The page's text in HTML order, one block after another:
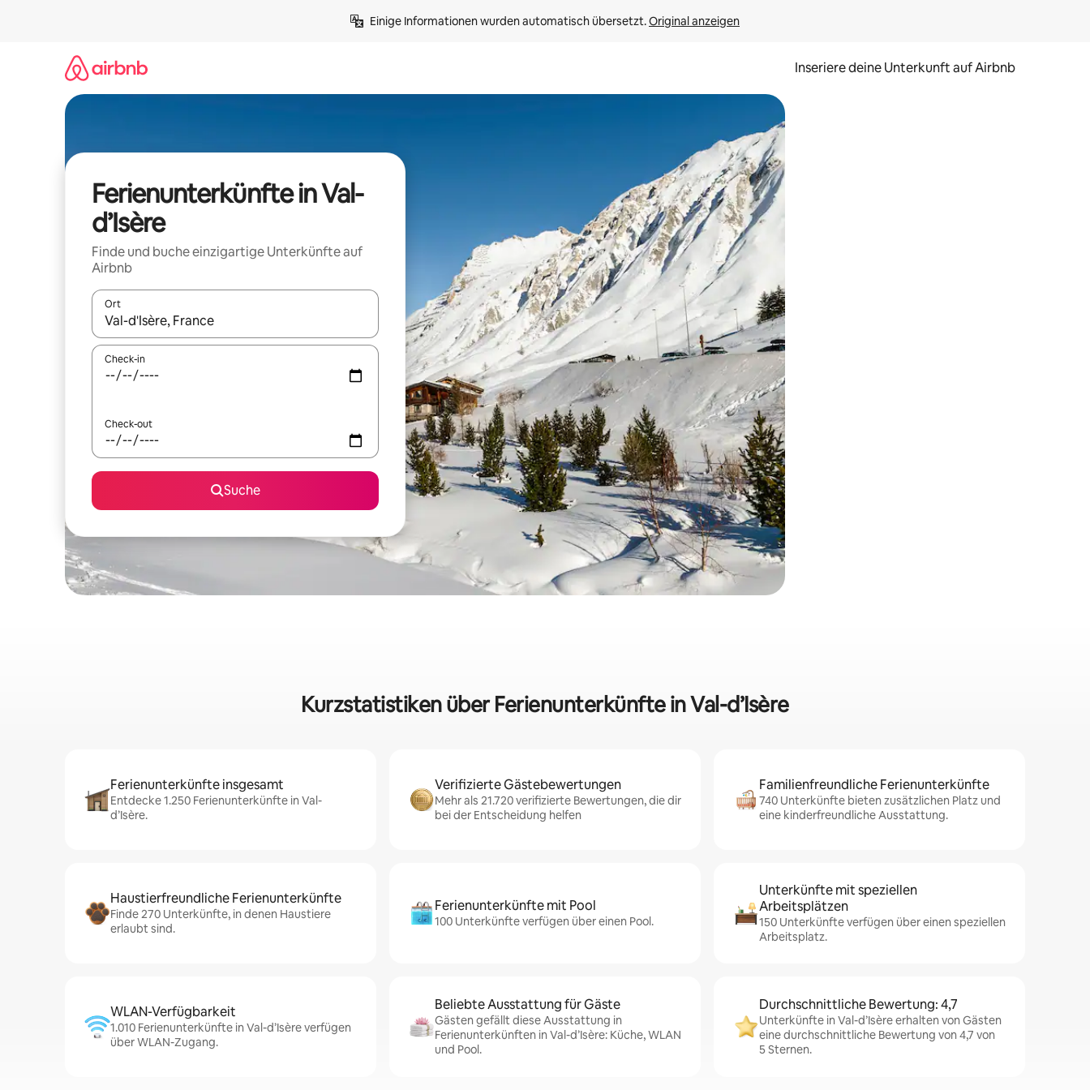
Einige Informationen wurden automatisch übersetzt. Original anzeigen
Inseriere deine Unterkunft auf Airbnb
Ferienunterkünfte in Val-
d’Isère
Finde und buche einzigartige Unterkünfte auf
Airbnb
Ort
Wenn Ergebnisse verfügbar sind, navigiere mit den Pfeiltasten nach oben und unten oder erkunde die Ergebnisse durch Berühren oder Wischgesten.
Check-in
Check-out
Suche
Kurzstatistiken über Ferienunterkünfte in Val-d’Isère
Ferienunterkünfte insgesamt
Entdecke 1.250 Ferienunterkünfte in Val-
d’Isère.
Verifizierte Gästebewertungen
Mehr als 21.720 verifizierte Bewertungen, die dir
bei der Entscheidung helfen
Familienfreundliche Ferienunterkünfte
740 Unterkünfte bieten zusätzlichen Platz und
eine kinderfreundliche Ausstattung.
Haustierfreundliche Ferienunterkünfte
Finde 270 Unterkünfte, in denen Haustiere
erlaubt sind.
Ferienunterkünfte mit Pool
100 Unterkünfte verfügen über einen Pool.
Unterkünfte mit speziellen
Arbeitsplätzen
150 Unterkünfte verfügen über einen speziellen
Arbeitsplatz.
WLAN-Verfügbarkeit
1.010 Ferienunterkünfte in Val-d’Isère verfügen
über WLAN-Zugang.
Beliebte Ausstattung für Gäste
Gästen gefällt diese Ausstattung in
Ferienunterkünften in Val-d’Isère: Küche, WLAN
und Pool.
Durchschnittliche Bewertung: 4,7
Unterkünfte in Val-d’Isère erhalten von Gästen
eine durchschnittliche Bewertung von 4,7 von
5 Sternen.